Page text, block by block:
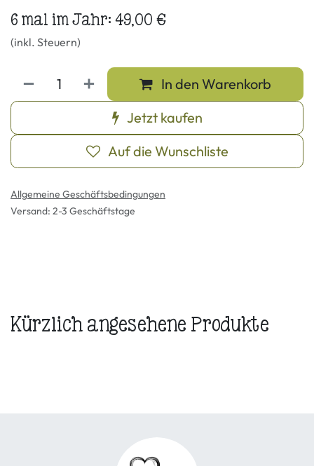
6 mal im Jahr: 49,00 €
(inkl. Steuern)
In den Warenkorb
Jetzt kaufen
Auf die Wunschliste
Allgemeine Geschäftsbedingungen
Versand: 2-3 Geschäftstage
Kürzlich angesehene Produkte